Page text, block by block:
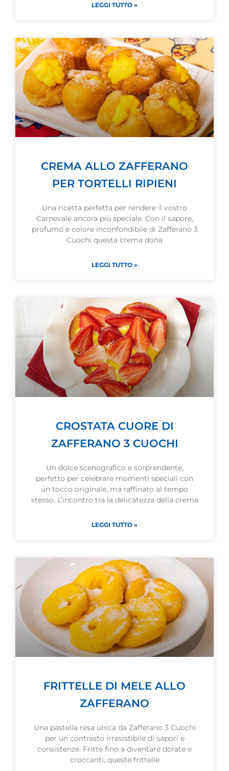
LEGGI TUTTO »
CREMA ALLO ZAFFERANO
PER TORTELLI RIPIENI
Una ricetta perfetta per rendere il vostro
Carnevale ancora più speciale. Con il sapore,
profumo e colore inconfondibile di Zafferano 3
Cuochi questa crema dona
LEGGI TUTTO »
CROSTATA CUORE DI
ZAFFERANO 3 CUOCHI
Un dolce scenografico e sorprendente,
perfetto per celebrare momenti speciali con
un tocco originale, ma raffinato al tempo
stesso. L’incontro tra la delicatezza della crema
LEGGI TUTTO »
FRITTELLE DI MELE ALLO
ZAFFERANO
Una pastella resa unica da Zafferano 3 Cuochi
per un contrasto irresistibile di sapori e
consistenze. Fritte fino a diventare dorate e
croccanti, queste frittelle